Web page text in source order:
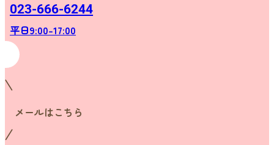
023-666-6244
平日9:00-17:00
メールはこちら